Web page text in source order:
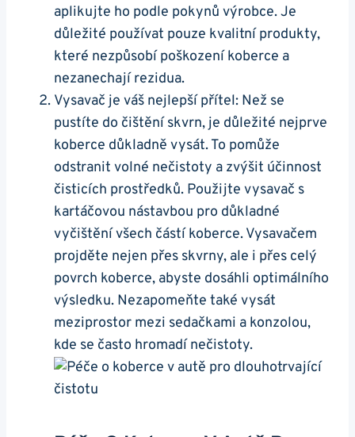
aplikujte ho podle pokynů výrobce. Je
důležité‌ používat pouze kvalitní​ produkty,
které nezpůsobí poškození koberce a
nezanechají⁣ rezidua.
Vysavač je váš nejlepší‌ přítel: Než se
pustíte ‍do čištění ⁢skvrn, je ⁢důležité nejprve
koberce ⁤důkladně vysát. To‍ pomůže‍
odstranit ⁤volné nečistoty ⁣a zvýšit účinnost
‍čisticích​ prostředků.⁤ Použijte vysavač ‌s
kartáčovou nástavbou pro důkladné
⁢vyčištění‍ všech ‌částí koberce. Vysavačem
projděte nejen přes skvrny, ale i přes ‌celý
povrch ‌koberce, abyste dosáhli optimálního
výsledku. Nezapomeňte také vysát
meziprostor‌ mezi sedačkami a⁢ konzolou,⁢
kde se⁣ často hromadí‍ nečistoty.